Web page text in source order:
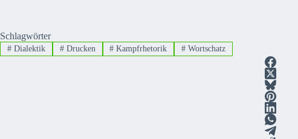
Schlagwörter
#Dialektik #Drucken # Kampfrhetorik # Wortschatz